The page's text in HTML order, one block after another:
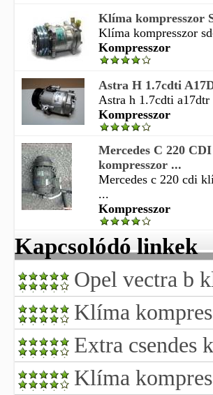
Klíma kompresszor
Klíma kompresszor
Kompresszor
Astra H 1.7cdti
Astra h 1.7cdti
Kompresszor
Mercedes C 220
kompresszor ...
Mercedes c 220 cdi
...
Kompresszor
Kapcsolódó linkek
Opel vectra b
Klíma
Extra csendes
Klíma